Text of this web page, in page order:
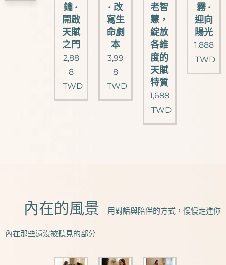
鑰 •
開啟
天賦
之門
2,88
8
TWD
• 改
寫生
命劇
本
3,99
8
TWD
老智
慧，
綻放
各維
度的
天賦
特質
1,688
TWD
霧 •
迎向
陽光
1,888
TWD
♥️內在的風景 用對話與陪伴的方式，慢慢走進你
內在那些還沒被聽見的部分